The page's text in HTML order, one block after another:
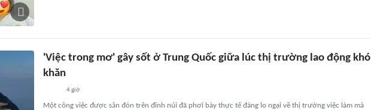
'Việc trong mơ' gây sốt ở Trung Quốc giữa lúc thị trường lao động khó
khăn
4 giờ
Một công việc được săn đón trên đỉnh núi đã phơi bày thực tế đáng lo ngại về thị trường việc làm mà